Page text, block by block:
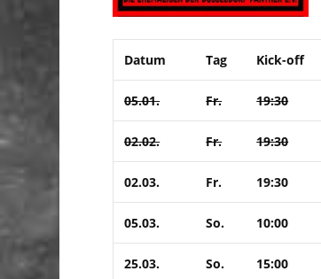
Datum Tag Kick-off
05.01. Fr. 19:30
02.02. Fr. 19:30
02.03. Fr. 19:30
05.03. So. 10:00
25.03. So. 15:00